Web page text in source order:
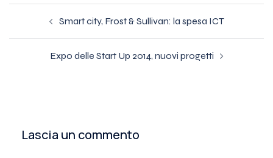
articoloSmart city, Frost & Sullivan: la spesa ICT
Expo delle Start Up 2014, nuovi progetti
Lascia un commento